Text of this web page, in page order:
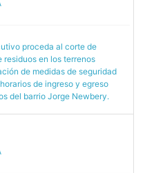
proceda al corte de
residuos en los terrenos
de medidas de seguridad
de ingreso y egreso
del barrio Jorge Newbery.